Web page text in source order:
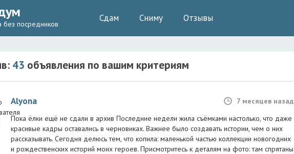
без посредников
Сдам Сниму Отзывы
43 объявления по вашим критериям
Alyona
7 месяцев назад
Пока ёлки ещё не сдали в архив Последние недели жила съёмками настолько, что даже
красивые кадры оставались в черновиках. Важнее было создавать истории, чем о них
рассказывать. Сегодня делюсь тем, что копила: маленькой частью коллекции новогодних
и рождественских историй моих героев. Присмотритесь к деталям на фото: там спрятаны